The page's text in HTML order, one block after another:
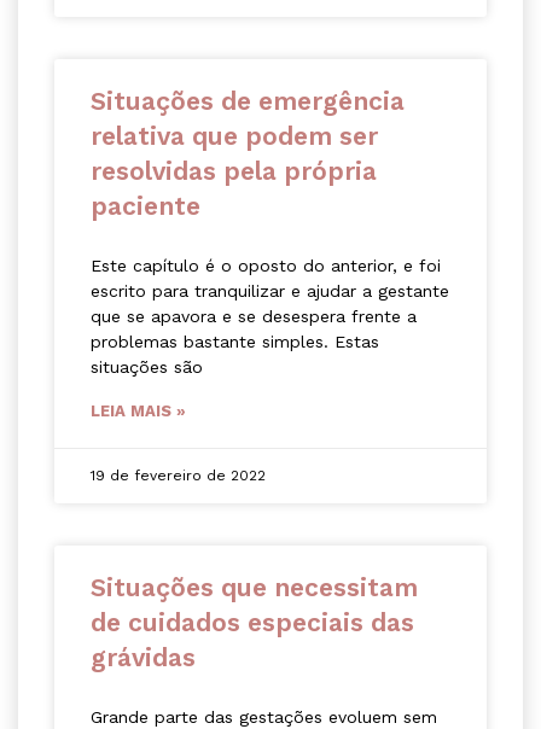
Situações de emergência
relativa que podem ser
resolvidas pela própria
paciente
Este capítulo é o oposto do anterior, e foi
escrito para tranquilizar e ajudar a gestante
que se apavora e se desespera frente a
problemas bastante simples. Estas
situações são
LEIA MAIS »
19 de fevereiro de 2022
Situações que necessitam
de cuidados especiais das
grávidas
Grande parte das gestações evoluem sem